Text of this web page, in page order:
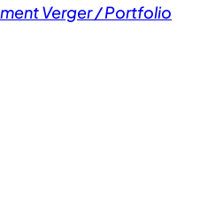
Verger / Portfolio